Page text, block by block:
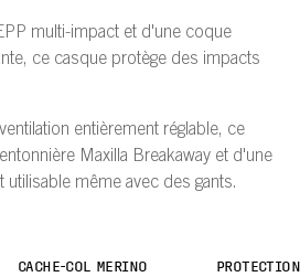
multi-impact et d'une coque
ce casque protège des impacts
entièrement réglable, ce
Maxilla Breakaway et d'une
même avec des gants.
CACHE-COL MERINO